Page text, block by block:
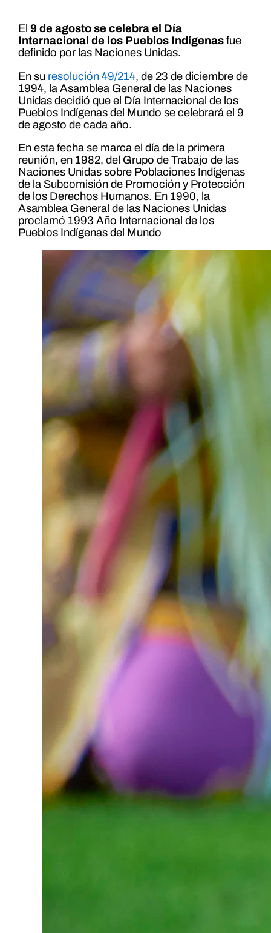
El 9 de agosto se celebra el Día
Internacional de los Pueblos Indígenasfue
definido por las Naciones Unidas.
En su resolución 49/214, de 23 de diciembre de
1994, la Asamblea General de las Naciones
Unidas decidió que el Día Internacional de los
Pueblos Indígenas del Mundo se celebrará el 9
de agosto de cada año.
En esta fecha se marca el día de la primera
reunión, en 1982, del Grupo de Trabajo de las
Naciones Unidas sobre Poblaciones Indígenas
de la Subcomisión de Promoción y Protección
de los Derechos Humanos. En 1990, la
Asamblea General de las Naciones Unidas
proclamó 1993 Año Internacional de los
Pueblos Indígenas del Mundo